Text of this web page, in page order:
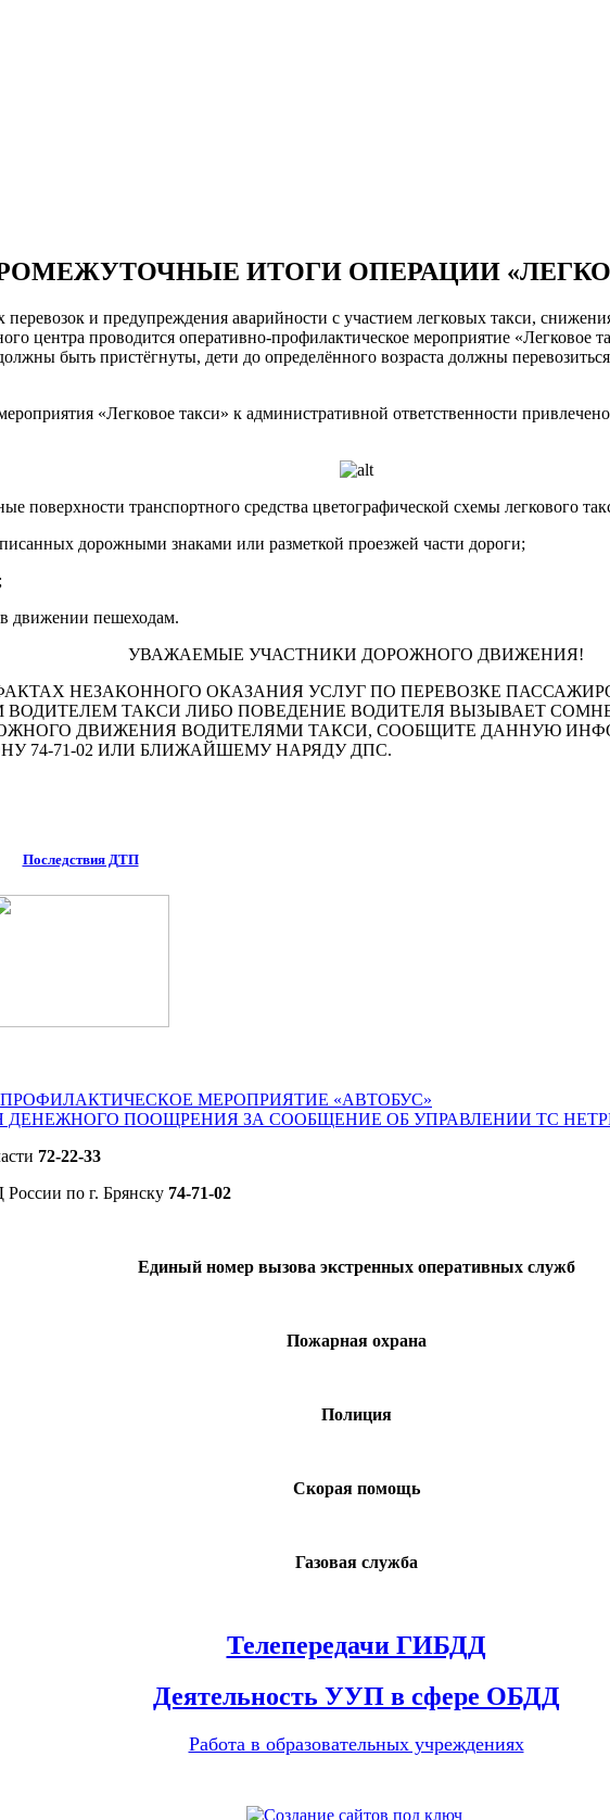
ИТОГИ ОПЕРАЦИИ
и предупреждения аварийности с участием легковых такси,
центра проводится оперативно-профилактическое мероприятие
быть пристёгнуты, дети до определённого возраста должны
«Легковое такси» к административной ответственности
поверхности транспортного средства цветографической схемы легкового
дорожными знаками или разметкой проезжей части дороги;
в движении пешеходам.
УВАЖАЕМЫЕ УЧАСТНИКИ ДОРОЖНОГО ДВИЖЕНИЯ!
НЕЗАКОННОГО ОКАЗАНИЯ УСЛУГ ПО ПЕРЕВОЗКЕ
ТАКСИ ЛИБО ПОВЕДЕНИЕ ВОДИТЕЛЯ ВЫЗЫВАЕТ
ДВИЖЕНИЯ ВОДИТЕЛЯМИ ТАКСИ, СООБЩИТЕ ДАННУЮ
74-71-02 ИЛИ БЛИЖАЙШЕМУ НАРЯДУ ДПС.
Последствия ДТП
МЕРОПРИЯТИЕ «АВТОБУС»
ДЕНЕЖНОГО ПООЩРЕНИЯ ЗА СООБЩЕНИЕ ОБ УПРАВЛЕНИИ ТС
72-22-33
по г. Брянску 74-71-02
Единый номер вызова экстренных оперативных служб
Пожарная охрана
Полиция
Скорая помощь
Газовая служба
Телепередачи ГИБДД
Деятельность УУП в сфере ОБДД
Работа в образовательных учреждениях